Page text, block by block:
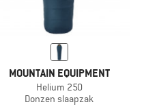
MOUNTAIN EQUIPMENT
Helium 250
Donzen slaapzak